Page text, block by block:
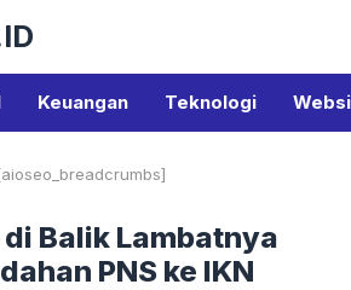
Keuangan Teknologi
di Balik Lambatnya
PNS ke IKN